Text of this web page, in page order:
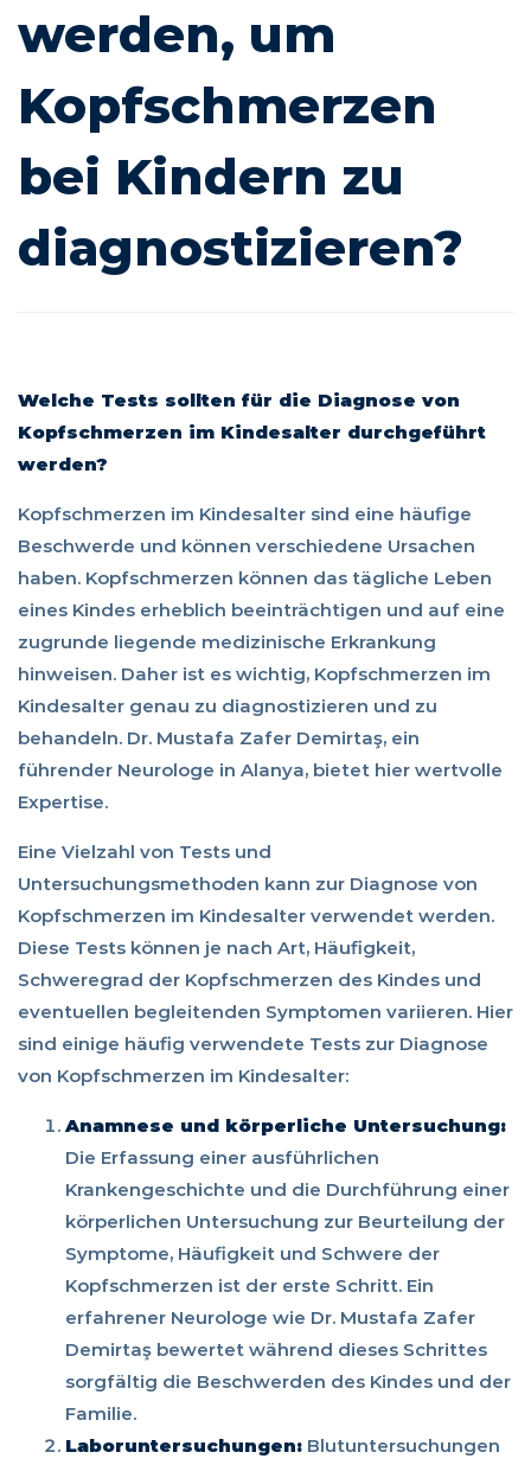
diagnostizieren?
werden, um
Kopfschmerzen
bei Kindern zu
diagnostizieren?
Welche Tests sollten für die Diagnose von
Kopfschmerzen im Kindesalter durchgeführt
werden?
Kopfschmerzen im Kindesalter sind eine häufige
Beschwerde und können verschiedene Ursachen
haben. Kopfschmerzen können das tägliche Leben
eines Kindes erheblich beeinträchtigen und auf eine
zugrunde liegende medizinische Erkrankung
hinweisen. Daher ist es wichtig, Kopfschmerzen im
Kindesalter genau zu diagnostizieren und zu
behandeln. Dr. Mustafa Zafer Demirtaş, ein
führender Neurologe in Alanya, bietet hier wertvolle
Expertise.
Eine Vielzahl von Tests und
Untersuchungsmethoden kann zur Diagnose von
Kopfschmerzen im Kindesalter verwendet werden.
Diese Tests können je nach Art, Häufigkeit,
Schweregrad der Kopfschmerzen des Kindes und
eventuellen begleitenden Symptomen variieren. Hier
sind einige häufig verwendete Tests zur Diagnose
von Kopfschmerzen im Kindesalter:
Anamnese und körperliche Untersuchung:
Die Erfassung einer ausführlichen
Krankengeschichte und die Durchführung einer
körperlichen Untersuchung zur Beurteilung der
Symptome, Häufigkeit und Schwere der
Kopfschmerzen ist der erste Schritt. Ein
erfahrener Neurologe wie Dr. Mustafa Zafer
Demirtaş bewertet während dieses Schrittes
sorgfältig die Beschwerden des Kindes und der
Familie.
Laboruntersuchungen: Blutuntersuchungen